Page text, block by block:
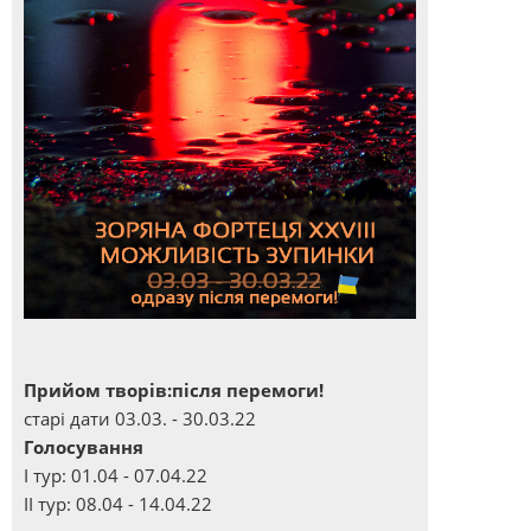
Прийом творів:після перемоги!
старі дати 03.03. - 30.03.22
Голосування
І тур: 01.04 - 07.04.22
ІІ тур: 08.04 - 14.04.22